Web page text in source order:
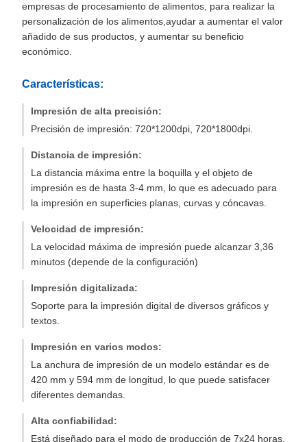
empresas de procesamiento de alimentos, para realizar la
personalización de los alimentos,ayudar a aumentar el valor
añadido de sus productos, y aumentar su beneficio
económico.
Características:
Impresión de alta precisión:
Precisión de impresión: 720*1200dpi, 720*1800dpi.
Distancia de impresión:
La distancia máxima entre la boquilla y el objeto de
impresión es de hasta 3-4 mm, lo que es adecuado para
la impresión en superficies planas, curvas y cóncavas.
Velocidad de impresión:
La velocidad máxima de impresión puede alcanzar 3,36
minutos (depende de la configuración)
Impresión digitalizada:
Soporte para la impresión digital de diversos gráficos y
textos.
Impresión en varios modos:
La anchura de impresión de un modelo estándar es de
420 mm y 594 mm de longitud, lo que puede satisfacer
diferentes demandas.
Alta confiabilidad:
Está diseñado para el modo de producción de 7x24 horas.